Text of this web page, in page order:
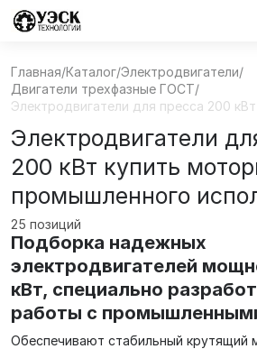
Главная/Каталог/Электродвигатели/
Двигатели трехфазные ГОСТ/
Электродвигатели для пресса 200 кВт
Электродвигатели
200 кВт купить
промышленного
25 позиций
Подборка надежных
электродвигателей
кВт, специально
работы с
Обеспечивают стабильный крутящий